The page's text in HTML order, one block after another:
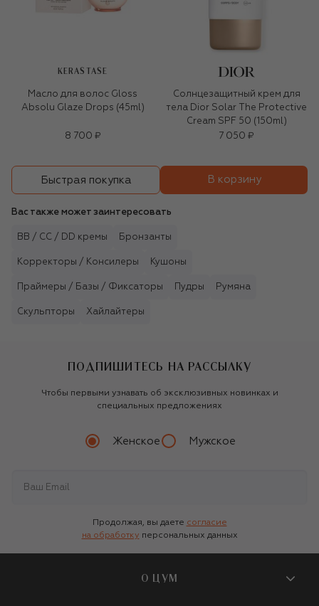
KERASTASE
Масло для волос Gloss
Absolu Glaze Drops (45ml)
8 700 ₽
Солнцезащитный крем для
тела Dior Solar The Protective
Cream SPF 50 (150ml)
7 050 ₽
Быстрая покупка В корзину
Вас также может заинтересовать
BB / CC / DD кремы Бронзанты
Корректоры / Консилеры Кушоны
Праймеры / Базы / Фиксаторы Пудры Румяна
Скульпторы Хайлайтеры
ПОДПИШИТЕСЬ НА РАССЫЛКУ
Чтобы первыми узнавать об эксклюзивных новинках и
специальных предложениях
Женское Мужское
Продолжая, вы даете согласие
на обработку персональных данных
О ЦУМ